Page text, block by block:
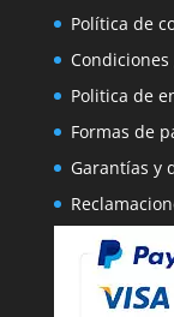
Política de
Politica de
Formas de
Garantías y